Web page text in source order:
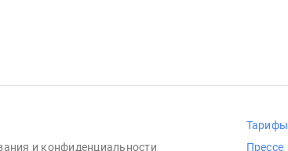
и конфиденциальности
Тарифы
Прессе